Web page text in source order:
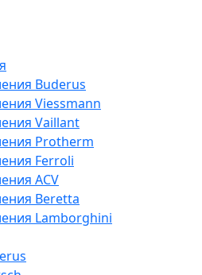
Buderus
Viessmann
Vaillant
Protherm
Ferroli
ACV
Beretta
Lamborghini